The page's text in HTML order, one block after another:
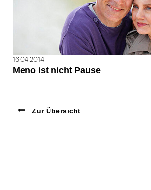
16.04.2014
Meno ist nicht Pause
Zur Übersicht